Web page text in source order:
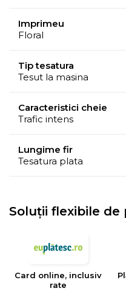
Imprimeu
Floral
Tip tesatura
Tesut la masina
Caracteristici cheie
Trafic intens
Lungime fir
Tesatura plata
Soluții flexibile de
Card online, inclusiv
rate